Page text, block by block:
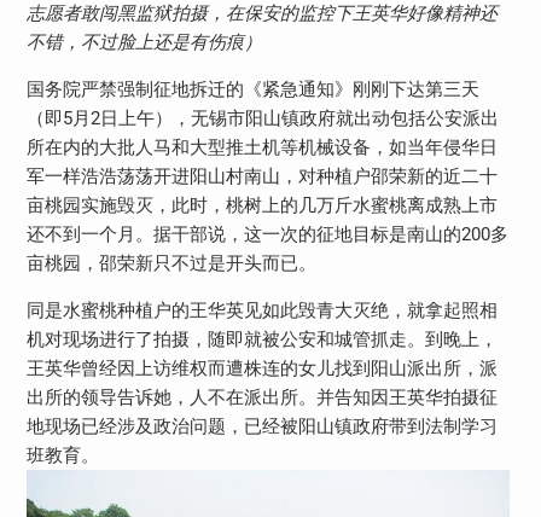
志愿者敢闯黑监狱拍摄，在保安的监控下王英华好像精神还
不错，不过脸上还是有伤痕）
国务院严禁强制征地拆迁的《紧急通知》刚刚下达第三天
（即5月2日上午），无锡市阳山镇政府就出动包括公安派出
所在内的大批人马和大型推土机等机械设备，如当年侵华日
军一样浩浩荡荡开进阳山村南山，对种植户邵荣新的近二十
亩桃园实施毁灭，此时，桃树上的几万斤水蜜桃离成熟上市
还不到一个月。据干部说，这一次的征地目标是南山的200多
亩桃园，邵荣新只不过是开头而已。
同是水蜜桃种植户的王华英见如此毁青大灭绝，就拿起照相
机对现场进行了拍摄，随即就被公安和城管抓走。到晚上，
王英华曾经因上访维权而遭株连的女儿找到阳山派出所，派
出所的领导告诉她，人不在派出所。并告知因王英华拍摄征
地现场已经涉及政治问题，已经被阳山镇政府带到法制学习
班教育。